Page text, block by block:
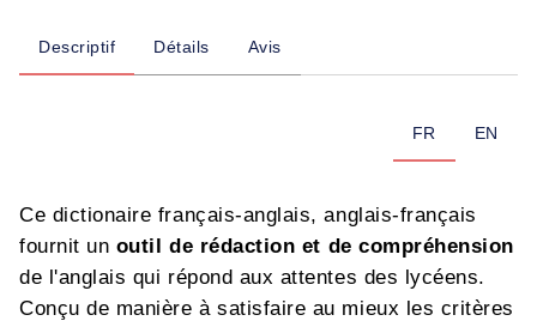
Descriptif Détails Avis
FR EN
Ce dictionaire français-anglais, anglais-français
fournit un outil de rédaction et de compréhension
de l'anglais qui répond aux attentes des lycéens.
Conçu de manière à satisfaire au mieux les critères